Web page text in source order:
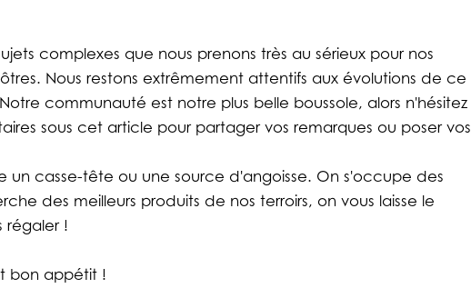
complexes que nous prenons très au sérieux pour nos
Nous restons extrêmement attentifs aux évolutions de ce
communauté est notre plus belle boussole, alors n'hésitez
sous cet article pour partager vos remarques ou poser vos
un casse-tête ou une source d'angoisse. On s'occupe des
des meilleurs produits de nos terroirs, on vous laisse le
régaler !
bon appétit !